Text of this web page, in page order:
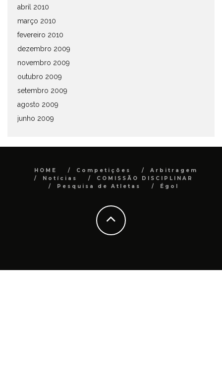
abril 2010
março 2010
fevereiro 2010
dezembro 2009
novembro 2009
outubro 2009
setembro 2009
agosto 2009
junho 2009
HOME Competições
Arbitragem
Notícias
COMISSÃO DISCIPLINAR
Pesquisa de Atletas
Égol